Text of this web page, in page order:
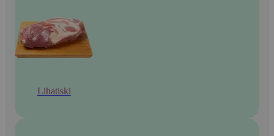
Lihatiski